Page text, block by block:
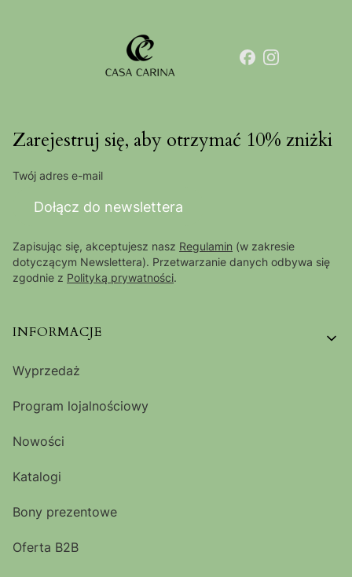
Zarejestruj się, aby otrzymać 10% zniżki
Twój adres e-mail
Dołącz do newslettera
Zapisując się, akceptujesz nasz Regulamin (w zakresie
dotyczącym Newslettera). Przetwarzanie danych odbywa się
zgodnie z Polityką prywatności.
Linki w stopce
INFORMACJE
Wyprzedaż
Program lojalnościowy
Nowości
Katalogi
Bony prezentowe
Oferta B2B